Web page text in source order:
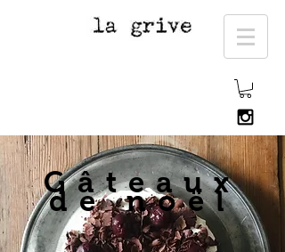
​Gâteaux
de noël